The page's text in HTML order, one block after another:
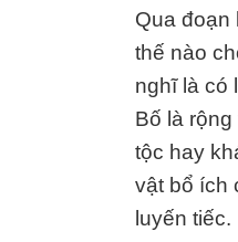
Qua đoạn
thế nào
nghĩ là có
Bố là
tộc hay
vật bổ ích
luyến tiếc.